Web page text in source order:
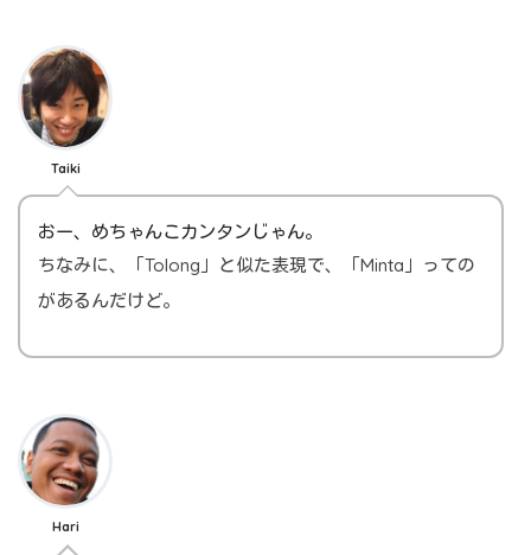
Taiki
おー、めちゃんこカンタンじゃん。
ちなみに、「Tolong」と似た表現で、「Minta」っての
があるんだけど。
Hari